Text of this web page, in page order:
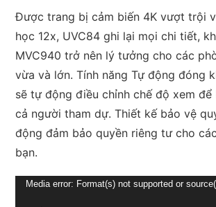
Được trang bị cảm biến 4K vượt trội
học 12x, UVC84 ghi lại mọi chi tiết,
MVC940 trở nên lý tưởng cho các
vừa và lớn. Tính năng Tự động đóng
sẽ tự động điều chỉnh chế độ xem
cả người tham dự. Thiết kế bảo vệ
động đảm bảo quyền riêng tư cho
bạn.
Trình
Media error: Format(s) not supported or